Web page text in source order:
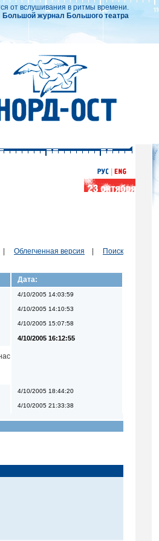
от вслушивания в ритмы времени.
Большой журнал Большого театра
Облегченная версия
Поиск
Дата:
4/10/2005 14:03:59
4/10/2005 14:10:53
4/10/2005 15:07:58
4/10/2005 16:12:55
4/10/2005 18:44:20
4/10/2005 21:33:38